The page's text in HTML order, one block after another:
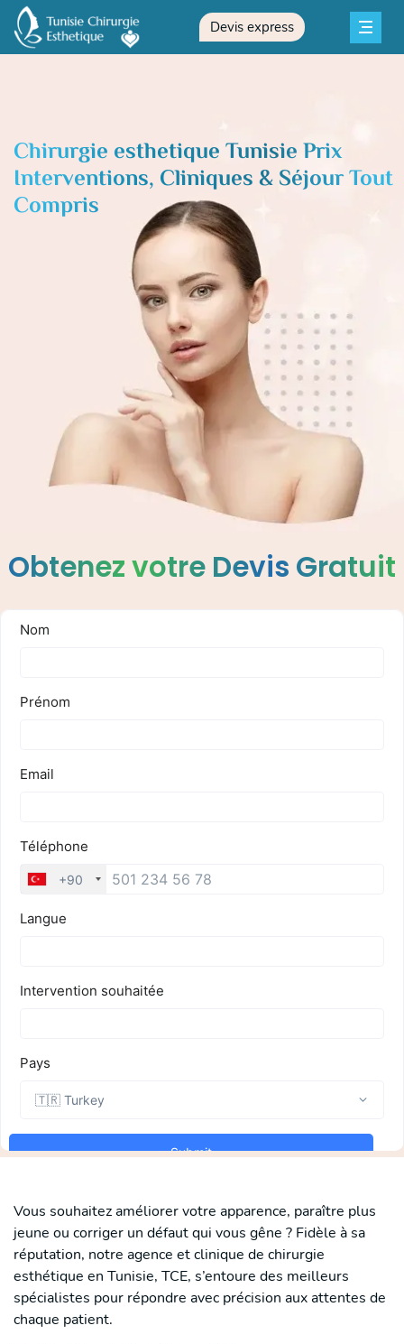
Devis express
Chirurgie esthetique Tunisie Prix
Interventions, Cliniques & Séjour Tout
Compris
Obtenez votre Devis Gratuit
Vous souhaitez améliorer votre apparence, paraître plus
jeune ou corriger un défaut qui vous gêne ? Fidèle à sa
réputation, notre agence et clinique de chirurgie
esthétique en Tunisie, TCE, s’entoure des meilleurs
spécialistes pour répondre avec précision aux attentes de
chaque patient.